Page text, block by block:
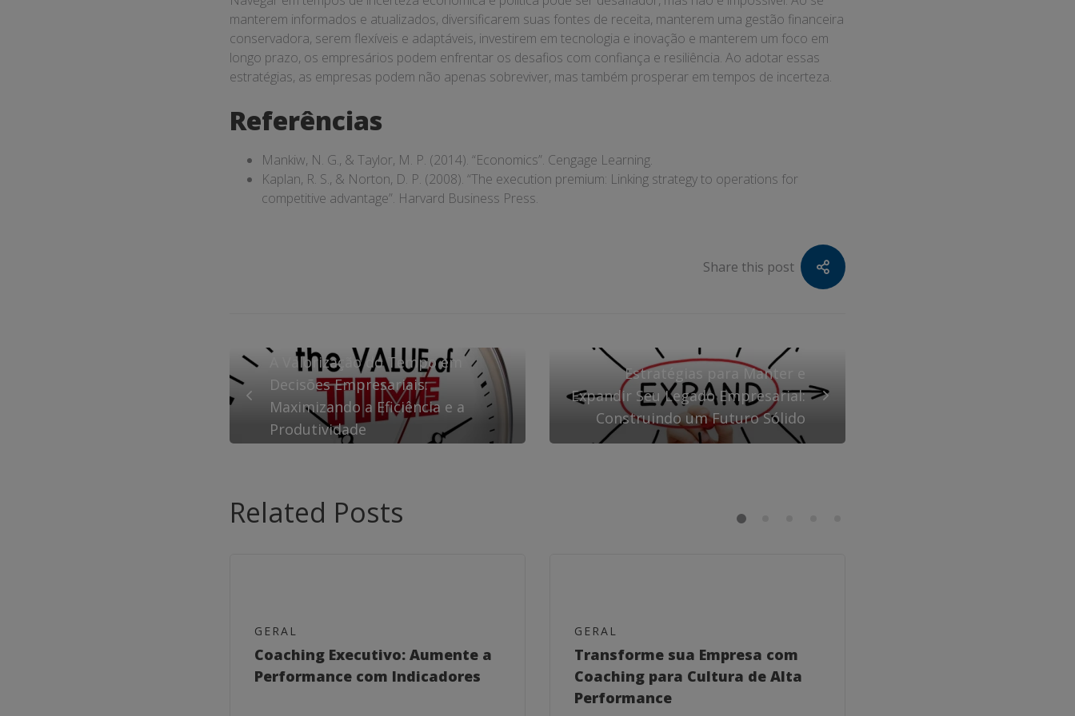
manterem informados e atualizados, diversificarem suas fontes de receita, manterem uma gestão financeira
conservadora, serem flexíveis e adaptáveis, investirem em tecnologia e inovação e manterem um foco em
longo prazo, os empresários podem enfrentar os desafios com confiança e resiliência. Ao adotar essas
estratégias, as empresas podem não apenas sobreviver, mas também prosperar em tempos de incerteza.
Referências
Mankiw, N. G., & Taylor, M. P. (2014). “Economics”. Cengage Learning.
Kaplan, R. S., & Norton, D. P. (2008). “The execution premium: Linking strategy to operations for
competitive advantage”. Harvard Business Press.
Share this post
A Valorização do Tempo em
Decisões Empresariais:
Maximizando a Eficiência e a
Produtividade
Estratégias para Manter e
Expandir Seu Legado Empresarial:
Construindo um Futuro Sólido
Related Posts
GERAL
Coaching Executivo: Aumente a
Performance com Indicadores
GERAL
Transforme sua Empresa com
Coaching para Cultura de Alta
Performance